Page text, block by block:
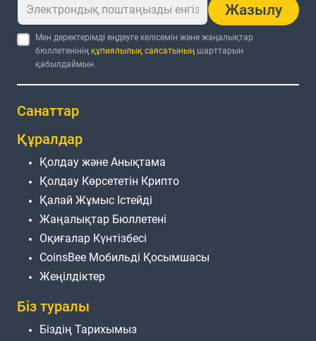
Жазылу
Мен деректерімді өңдеуге келісемін және жаңалықтар
бюллетенінің құпиялылық саясатының шарттарын
қабылдаймын.
Санаттар
Құралдар
Қолдау және Анықтама
Қолдау Көрсететін Крипто
Қалай Жұмыс Істейді
Жаңалықтар Бюллетені
Оқиғалар Күнтізбесі
CoinsBee Мобильді Қосымшасы
Жеңілдіктер
Біз туралы
Біздің Тарихымыз